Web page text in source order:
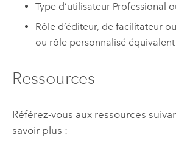
Type d’utilisateur Professional
Rôle d’éditeur, de facilitateur
ou rôle personnalisé équivalent
Ressources
Référez-vous aux ressources
savoir plus :